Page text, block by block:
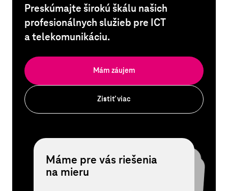
Preskúmajte širokú škálu našich
profesionálnych služieb pre ICT
a telekomunikáciu.
Mám záujem
Zistiť viac
Máme pre vás riešenia
na mieru
Sme technologickí experti,
nie len operátor
24/7 prémiová
starostlivosť